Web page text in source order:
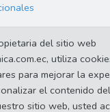
del sitio web
utiliza
para mejorar la
el contenido
sitio web, usted